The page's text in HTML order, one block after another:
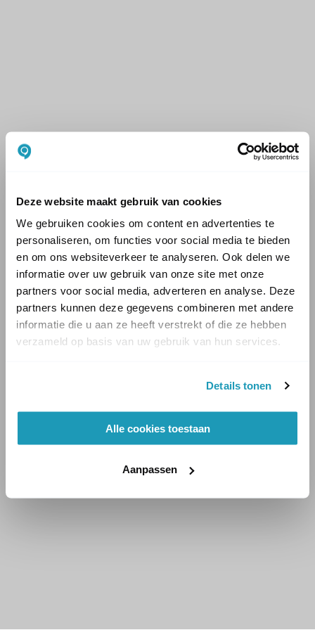
Deze website maakt gebruik van cookies
We gebruiken cookies om content en advertenties te
personaliseren, om functies voor social media te bieden
en om ons websiteverkeer te analyseren. Ook delen we
informatie over uw gebruik van onze site met onze
partners voor social media, adverteren en analyse. Deze
partners kunnen deze gegevens combineren met andere
informatie die u aan ze heeft verstrekt of die ze hebben
verzameld op basis van uw gebruik van hun services.
Details tonen
Alle cookies toestaan
Aanpassen